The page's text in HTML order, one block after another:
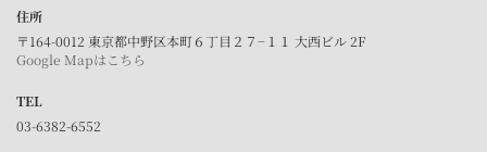
住所
〒164-0012 東京都中野区本町６丁目２７−１１ 大西ビル 2F
Google Mapはこちら
TEL
03-6382-6552